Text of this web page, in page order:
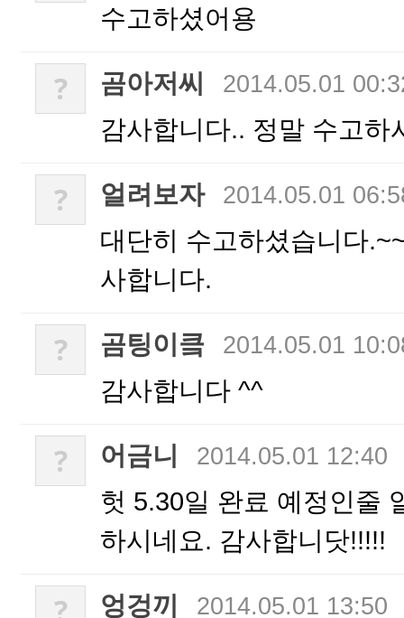
수고하셨어용
? 곰아저씨 2014.05.01
감사합니다.. 정말 수고하
? 얼려보자 2014.05.01
대단히 수고하셨습니다
사합니다.
? 곰팅이킄 2014.05.01
감사합니다 ^^
? 어금니 2014.05.01 12:40
헛 5.30일 완료 예정인줄
하시네요. 감사합니닷!!!!!
? 엉겅끼 2014.05.01 13:50